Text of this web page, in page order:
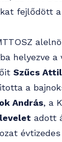
fejlődött
helyezve a
Szűcs
a
András, a
adott